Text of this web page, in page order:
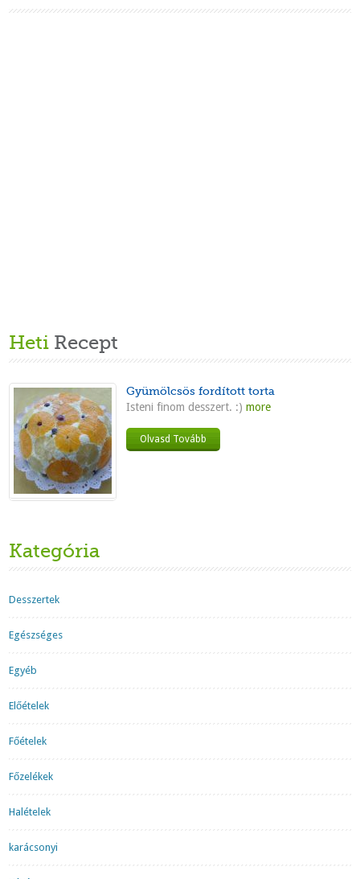
Heti Recept
Gyümölcsös fordított torta
Isteni finom desszert. :) more
Olvasd Tovább
Kategória
Desszertek
Egészséges
Egyéb
Előételek
Főételek
Főzelékek
Halételek
karácsonyi